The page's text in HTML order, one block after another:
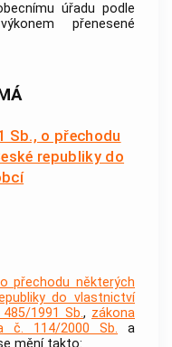
úřadu podle
přenesené
Sb., o přechodu
republiky do
o přechodu některých
do vlastnictví
1991 Sb., zákona
č. 114/2000 Sb. a
mění takto: